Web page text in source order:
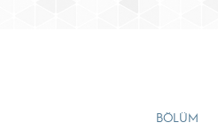
BÖLÜM